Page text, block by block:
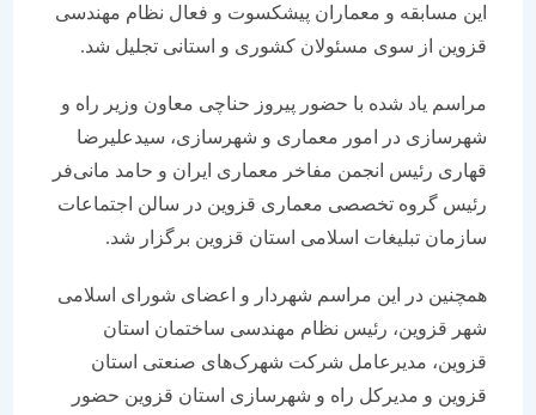
این مسابقه و معماران پیشکسوت و فعال نظام مهندسی
قزوین از سوی مسئولان کشوری و استانی تجلیل شد.
مراسم یاد شده با حضور پیروز حناچی معاون وزیر راه و
شهرسازی در امور معماری و شهرسازی، سیدعلیرضا
قهاری رئیس انجمن مفاخر معماری ایران و حامد مانی‌فر
رئیس گروه تخصصی معماری قزوین در سالن اجتماعات
سازمان تبلیغات اسلامی استان قزوین برگزار شد.
همچنین در این مراسم شهردار و اعضای شورای اسلامی
شهر قزوین، رئیس نظام مهندسی ساختمان استان
قزوین، مدیرعامل شرکت شهرک‌های صنعتی استان
قزوین و مدیرکل راه و شهرسازی استان قزوین حضور